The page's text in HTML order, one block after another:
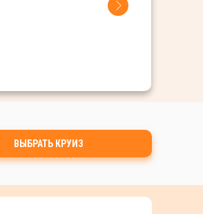
ВЫБРАТЬ КРУИЗ